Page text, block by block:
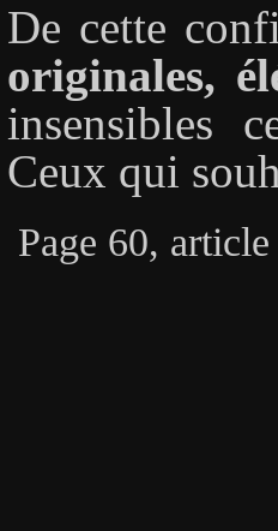
De cette
originales,
insensibles
Ceux qui
Page 60,